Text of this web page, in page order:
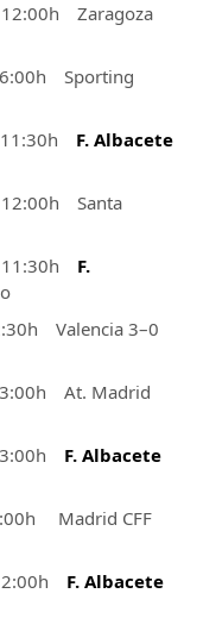
12:00h Zaragoza
Sporting
11:30h F. Albacete
12:00h Santa
11:30h F.
Valencia 3–0
At. Madrid
F. Albacete
Madrid CFF
F. Albacete